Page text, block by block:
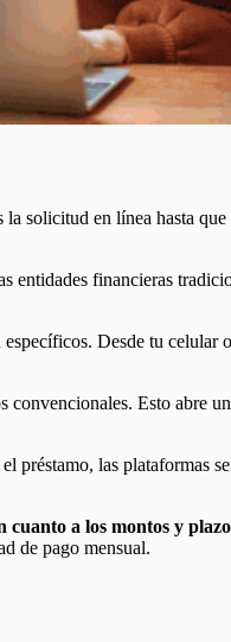
solicitud en línea hasta
entidades financieras
Desde tu
convencionales. Esto abre
préstamo, las plataformas
cuanto a los montos y
de pago mensual.